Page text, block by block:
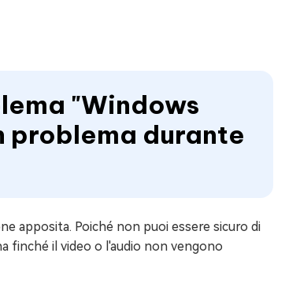
"Windows
problema durante
apposita. Poiché non puoi essere sicuro di
finché il video o l'audio non vengono